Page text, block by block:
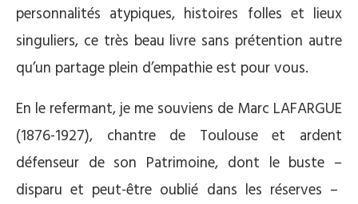
personnalités atypiques, histoires folles et lieux
singuliers, ce très beau livre sans prétention autre
qu’un partage plein d’empathie est pour vous.
En le refermant, je me souviens de Marc LAFARGUE
(1876-1927), chantre de Toulouse et ardent
défenseur de son Patrimoine, dont le buste –
disparu et peut-être oublié dans les réserves –